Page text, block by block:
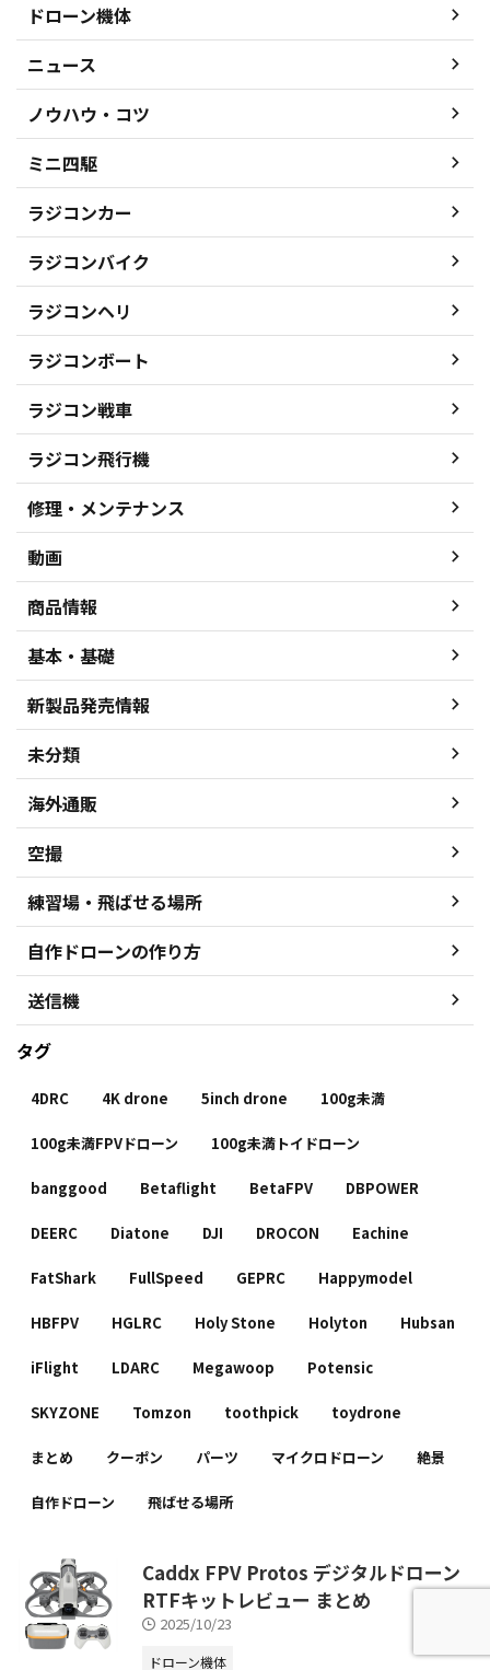
ドローン機体
ニュース
ノウハウ・コツ
ミニ四駆
ラジコンカー
ラジコンバイク
ラジコンヘリ
ラジコンボート
ラジコン戦車
ラジコン飛行機
修理・メンテナンス
動画
商品情報
基本・基礎
新製品発売情報
未分類
海外通販
空撮
練習場・飛ばせる場所
自作ドローンの作り方
送信機
タグ
4DRC 4K drone 5inch drone 100g未満
100g未満FPVドローン 100g未満トイドローン
banggood Betaflight BetaFPV DBPOWER
DEERC Diatone DJI DROCON Eachine
FatShark FullSpeed GEPRC Happymodel
HBFPV HGLRC Holy Stone Holyton Hubsan
iFlight LDARC Megawoop Potensic
SKYZONE Tomzon toothpick toydrone
まとめ クーポン パーツ マイクロドローン 絶景
自作ドローン 飛ばせる場所
Caddx FPV Protos デジタルドローン
RTFキットレビュー まとめ
2025/10/23
ドローン機体